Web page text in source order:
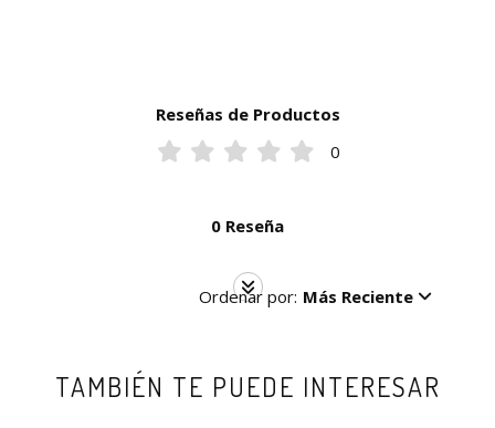
Reseñas de Productos
0
0 Reseña
Ordenar por: Más Reciente
TAMBIÉN TE PUEDE INTERESAR